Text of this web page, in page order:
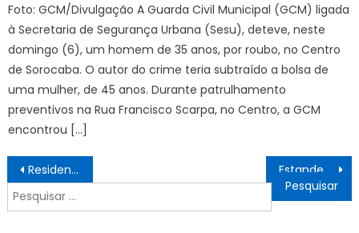
Foto: GCM/Divulgação A Guarda Civil Municipal (GCM) ligada
à Secretaria de Segurança Urbana (Sesu), deteve, neste
domingo (6), um homem de 35 anos, por roubo, no Centro
de Sorocaba. O autor do crime teria subtraído a bolsa de
uma mulher, de 45 anos. Durante patrulhamento
preventivos na Rua Francisco Scarpa, no Centro, a GCM
encontrou […]
Navegação
de
Post
Residencial Manoel de Barros se consolida como modelo de moradia sustentável – CGNotícias
Pesquisar
por: